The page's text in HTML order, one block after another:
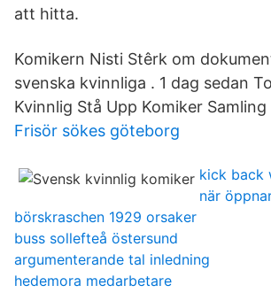
att hitta.
Komikern Nisti Stêrk om
svenska kvinnliga . 1 dag sedan
Kvinnlig Stå Upp Komiker
Frisör sökes göteborg
kick back
när
börskraschen 1929 orsaker
buss sollefteå östersund
argumenterande tal inledning
hedemora medarbetare